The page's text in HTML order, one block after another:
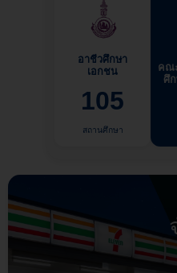
อาชีวศึกษา
เอกชน
105
สถานศึกษา
คณ
ศึ